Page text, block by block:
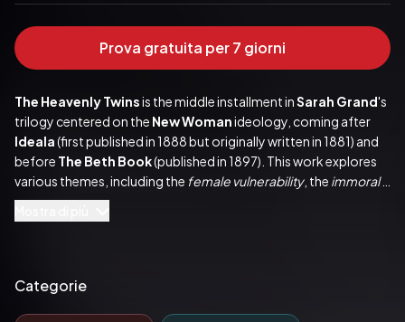
Prova gratuita per 7 giorni
The Heavenly Twins is the middle installment in Sarah Grand's
trilogy centered on the New Woman
Ideala (first published in 1888 but originally written in 1881) and
before The Beth Book (published in 1897). This work explores
various themes, including the female vulnerability, the immoral
behavior of men
also addresses the debate over the restricted opportunities
Sarah Grand
Categorie